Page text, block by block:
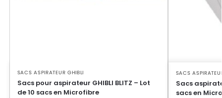
SACS ASPIRATEUR GHIBLI
Sacs pour aspirateur GHIBLI BLITZ – Lot
de 10 sacs en Microfibre
SACS
Sacs
sacs en